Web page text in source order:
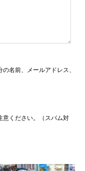
名前、メールアドレス、
意ください。（スパム対